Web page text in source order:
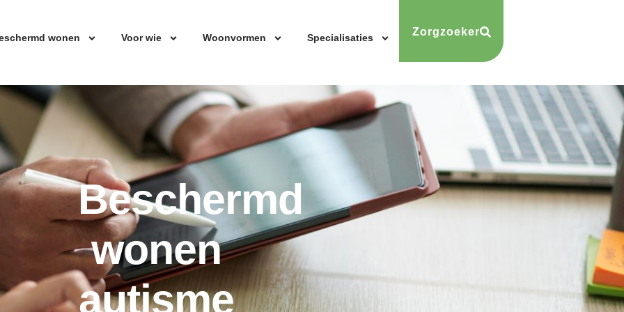
wonen Voor wie Woonvormen Specialisaties Zorgzoeker
Beschermd
wonen
autisme